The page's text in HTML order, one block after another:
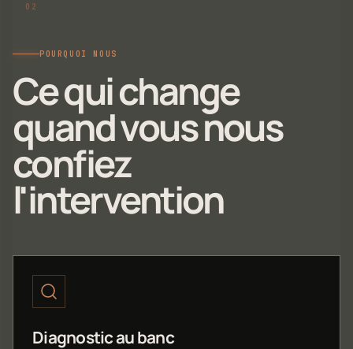
POURQUOI NOUS
Ce qui change
quand vous nous
confiez
l'intervention
Diagnostic au banc